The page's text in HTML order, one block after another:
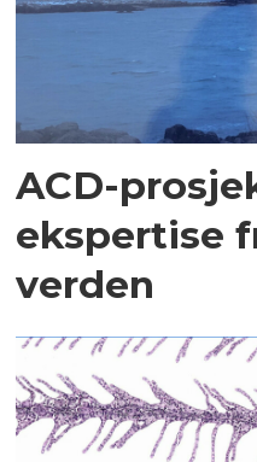
ACD-
ekspertise
verden